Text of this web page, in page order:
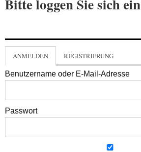
Bitte loggen Sie sich ein
ANMELDEN REGISTRIERUNG
Benutzername oder E-Mail-Adresse
Passwort